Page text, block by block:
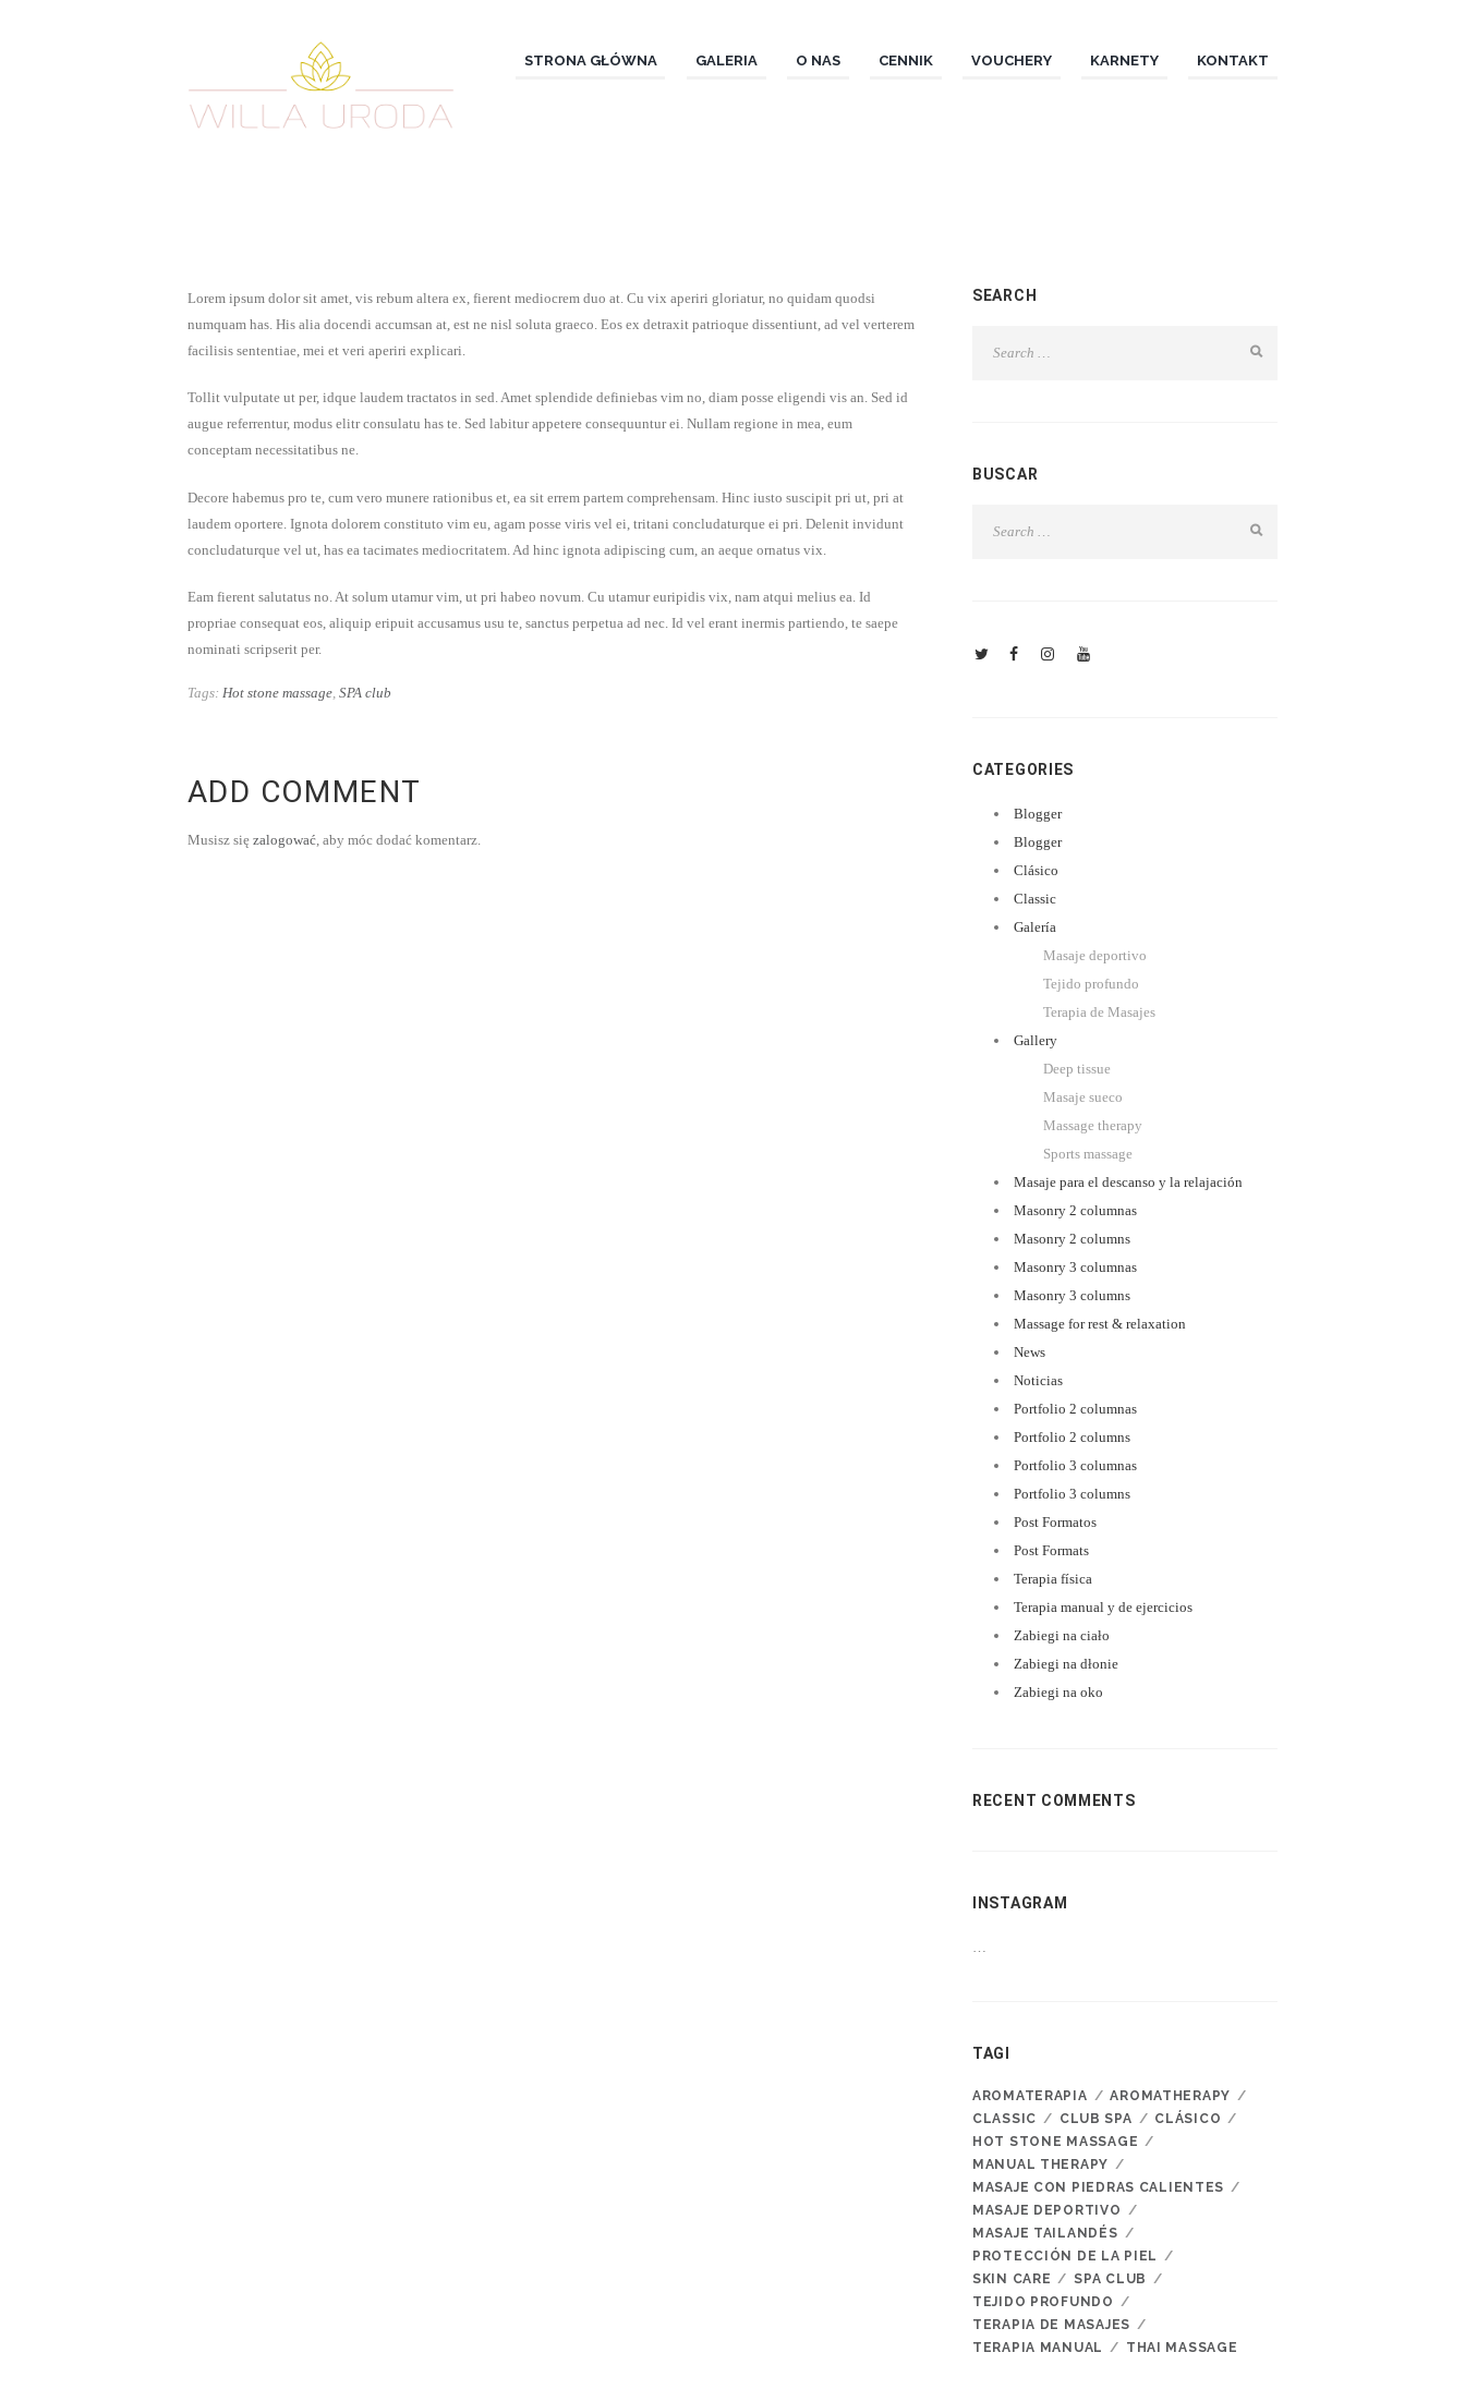
STRONA GŁÓWNA GALERIA O NAS CENNIK VOUCHERY KARNETY KONTAKT
Lorem ipsum dolor sit amet, vis rebum altera ex, fierent mediocrem duo at. Cu vix aperiri gloriatur, no quidam quodsi
numquam has. His alia docendi accumsan at, est ne nisl soluta graeco. Eos ex detraxit patrioque dissentiunt, ad vel verterem
facilisis sententiae, mei et veri aperiri explicari.
Tollit vulputate ut per, idque laudem tractatos in sed. Amet splendide definiebas vim no, diam posse eligendi vis an. Sed id
augue referrentur, modus elitr consulatu has te. Sed labitur appetere consequuntur ei. Nullam regione in mea, eum
conceptam necessitatibus ne.
Decore habemus pro te, cum vero munere rationibus et, ea sit errem partem comprehensam. Hinc iusto suscipit pri ut, pri at
laudem oportere. Ignota dolorem constituto vim eu, agam posse viris vel ei, tritani concludaturque ei pri. Delenit invidunt
concludaturque vel ut, has ea tacimates mediocritatem. Ad hinc ignota adipiscing cum, an aeque ornatus vix.
Eam fierent salutatus no. At solum utamur vim, ut pri habeo novum. Cu utamur euripidis vix, nam atqui melius ea. Id
propriae consequat eos, aliquip eripuit accusamus usu te, sanctus perpetua ad nec. Id vel erant inermis partiendo, te saepe
nominati scripserit per.
Tags: Hot stone massage SPA club
ADD COMMENT
Musisz się zalogować , aby móc dodać komentarz.
SEARCH
BUSCAR
CATEGORIES
Blogger
Blogger
Clásico
Classic
Galería
Masaje deportivo
Tejido profundo
Terapia de Masajes
Gallery
Deep tissue
Masaje sueco
Massage therapy
Sports massage
Masaje para el descanso y la relajación
Masonry 2 columnas
Masonry 2 columns
Masonry 3 columnas
Masonry 3 columns
Massage for rest & relaxation
News
Noticias
Portfolio 2 columnas
Portfolio 2 columns
Portfolio 3 columnas
Portfolio 3 columns
Post Formatos
Post Formats
Terapia física
Terapia manual y de ejercicios
Zabiegi na ciało
Zabiegi na dłonie
Zabiegi na oko
RECENT COMMENTS
INSTAGRAM
TAGI
AROMATERAPIA
AROMATHERAPY
CLASSIC
CLUB SPA
CLÁSICO
HOT STONE MASSAGE
MANUAL THERAPY
MASAJE CON PIEDRAS CALIENTES
MASAJE DEPORTIVO
MASAJE TAILANDÉS
PROTECCIÓN DE LA PIEL
SKIN CARE
SPA CLUB
TEJIDO PROFUNDO
TERAPIA DE MASAJES
TERAPIA MANUAL
THAI MASSAGE